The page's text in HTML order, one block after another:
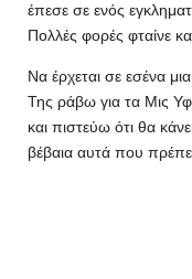
έπεσε σε ενός
Πολλές φορές φταίνε και
Να έρχεται σε εσένα
Της ράβω για τα Μις
και πιστεύω ότι θα
βέβαια αυτά που